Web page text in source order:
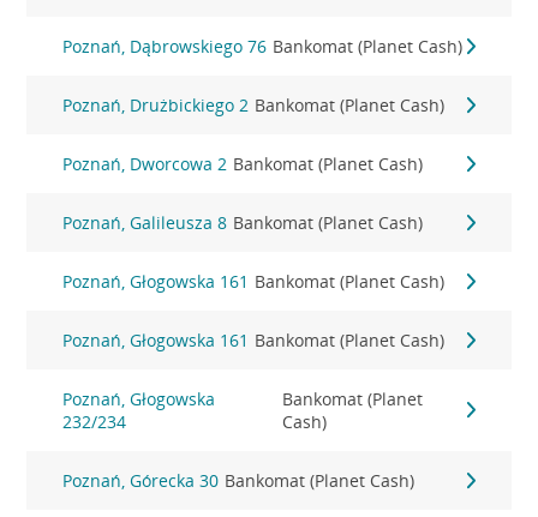
Poznań, Dąbrowskiego 76 Bankomat (Planet Cash)
Poznań, Drużbickiego 2 Bankomat (Planet Cash)
Poznań, Dworcowa 2 Bankomat (Planet Cash)
Poznań, Galileusza 8 Bankomat (Planet Cash)
Poznań, Głogowska 161 Bankomat (Planet Cash)
Poznań, Głogowska 161 Bankomat (Planet Cash)
Poznań, Głogowska
232/234
Bankomat (Planet
Cash)
Poznań, Górecka 30 Bankomat (Planet Cash)